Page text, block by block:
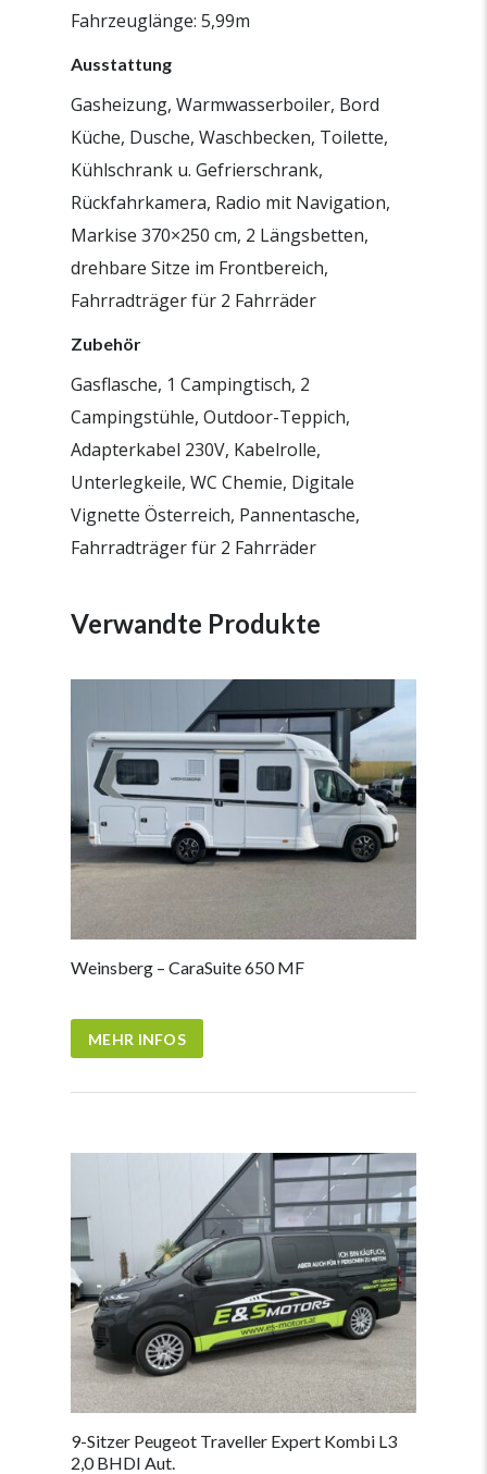
Fahrzeuglänge: 5,99m
Ausstattung
Gasheizung, Warmwasserboiler, Bord
Küche, Dusche, Waschbecken, Toilette,
Kühlschrank u. Gefrierschrank,
Rückfahrkamera, Radio mit Navigation,
Markise 370×250 cm, 2 Längsbetten,
drehbare Sitze im Frontbereich,
Fahrradträger für 2 Fahrräder
Zubehör
Gasflasche, 1 Campingtisch, 2
Campingstühle, Outdoor-Teppich,
Adapterkabel 230V, Kabelrolle,
Unterlegkeile, WC Chemie, Digitale
Vignette Österreich, Pannentasche,
Fahrradträger für 2 Fahrräder
Verwandte Produkte
Weinsberg – CaraSuite 650 MF
MEHR INFOS
9-Sitzer Peugeot Traveller Expert Kombi L3
2,0 BHDI Aut.